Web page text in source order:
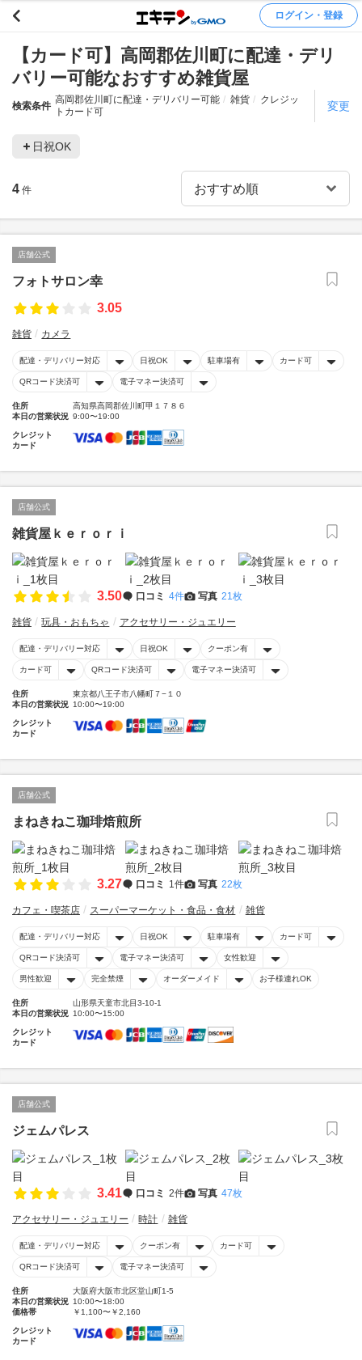
ログイン・登録
【カード可】高岡郡佐川町に配達・デリ
バリー可能なおすすめ雑貨屋
検索条件
高岡郡佐川町に配達・デリバリー可能 雑貨
クレジッ
トカード可
変更
日祝OK
4 件
店舗公式
フォトサロン幸
3.05
雑貨 カメラ
配達・デリバリー対応 日祝OK 駐車場有 カード可
QRコード決済可 電子マネー決済可
住所
高知県高岡郡佐川町甲１７８６
本日の営業状況 9:00〜19:00
クレジット
カード
店舗公式
雑貨屋ｋｅｒｏｒｉ
3.50 口コミ 4件 写真 21枚
雑貨 玩具・おもちゃ アクセサリー・ジュエリー
配達・デリバリー対応 日祝OK クーポン有
カード可 QRコード決済可 電子マネー決済可
住所
東京都八王子市八幡町７−１０
本日の営業状況 10:00〜19:00
クレジット
カード
店舗公式
まねきねこ珈琲焙煎所
3.27 口コミ 1件 写真 22枚
カフェ・喫茶店 スーパーマーケット・食品・食材 雑貨
配達・デリバリー対応 日祝OK 駐車場有 カード可
QRコード決済可 電子マネー決済可 女性歓迎
男性歓迎 完全禁煙 オーダーメイド お子様連れOK
住所
山形県天童市北目3-10-1
本日の営業状況 10:00〜15:00
クレジット
カード
店舗公式
ジェムパレス
3.41 口コミ 2件 写真 47枚
アクセサリー・ジュエリー 時計 雑貨
配達・デリバリー対応 クーポン有 カード可
QRコード決済可 電子マネー決済可
住所
大阪府大阪市北区堂山町1-5
本日の営業状況 10:00〜18:00
価格帯
￥1,100〜￥2,160
クレジット
カード